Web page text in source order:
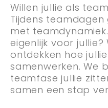
Willen jullie als
Tijdens
met
eigenlijk voor
ontdekken hoe
samenwerken. We
teamfase jullie
samen een stap